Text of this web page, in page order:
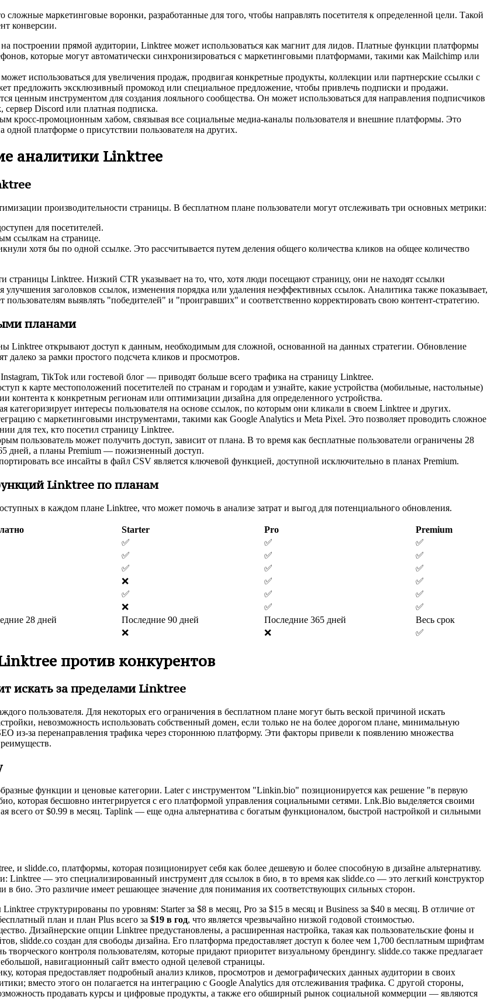
маркетинговые воронки, разработанные для того, чтобы направлять посетителя к определенной цели. Такой
конверсии.
построении прямой аудитории, Linktree может использоваться как магнит для лидов. Платные функции платформы
которые могут автоматически синхронизироваться с маркетинговыми платформами, такими как Mailchimp или
использоваться для увеличения продаж, продвигая конкретные продукты, коллекции или партнерские ссылки с
предложить эксклюзивный промокод или специальное предложение, чтобы привлечь подписки и продажи.
ценным инструментом для создания лояльного сообщества. Он может использоваться для направления подписчиков
Discord или платная подписка.
кросс-промоционным хабом, связывая все социальные медиа-каналы пользователя и внешние платформы. Это
одной платформе о присутствии пользователя на других.
аналитики Linktree
производительности страницы. В бесплатном плане пользователи могут отслеживать три основных метрики:
для посетителей.
ссылкам на странице.
хотя бы по одной ссылке. Это рассчитывается путем деления общего количества кликов на общее количество
Linktree. Низкий CTR указывает на то, что, хотя люди посещают страницу, они не находят ссылки
заголовков ссылок, изменения порядка или удаления неэффективных ссылок. Аналитика также показывает,
выявлять "победителей" и "проигравших" и соответственно корректировать свою контент-стратегию.
планами
Linktree открывают доступ к данным, необходимым для сложной, основанной на данных стратегии. Обновление
далеко за рамки простого подсчета кликов и просмотров.
TikTok или гостевой блог — приводят больше всего трафика на страницу Linktree.
к карте местоположений посетителей по странам и городам и узнайте, какие устройства (мобильные, настольные)
контента к конкретным регионам или оптимизации дизайна для определенного устройства.
категоризирует интересы пользователя на основе ссылок, по которым они кликали в своем Linktree и других.
с маркетинговыми инструментами, такими как Google Analytics и Meta Pixel. Это позволяет проводить сложное
для тех, кто посетил страницу Linktree.
пользователь может получить доступ, зависит от плана. В то время как бесплатные пользователи ограничены 28
дней, а планы Premium — пожизненный доступ.
все инсайты в файл CSV является ключевой функцией, доступной исключительно в планах Premium.
Linktree по планам
в каждом плане Linktree, что может помочь в анализе затрат и выгод для потенциального обновления.
Starter Pro
Premium
✅ ✅
✅
✅ ✅
✅
✅ ✅
✅
❌ ✅
✅
✅ ✅
✅
❌ ✅
✅
28 дней Последние 90 дней Последние 365 дней
Весь срок
❌ ❌ ✅
против конкурентов
искать за пределами Linktree
пользователя. Для некоторых его ограничения в бесплатном плане могут быть веской причиной искать
невозможность использовать собственный домен, если только не на более дорогом плане, минимальную
из-за перенаправления трафика через стороннюю платформу. Эти факторы привели к появлению множества
функции и ценовые категории. Later с инструментом "Linkin.bio" позиционируется как решение "в первую
которая бесшовно интегрируется с его платформой управления социальными сетями. Lnk.Bio выделяется своими
от $0.99 в месяц. Taplink — еще одна альтернатива с богатым функционалом, быстрой настройкой и сильными
и slidde.co, платформы, которая позиционирует себя как более дешевую и более способную в дизайне альтернативу.
Linktree — это специализированный инструмент для ссылок в био, в то время как slidde.co — это легкий конструктор
в био. Это различие имеет решающее значение для понимания их соответствующих сильных сторон.
структурированы по уровням: Starter за $8 в месяц, Pro за $15 в месяц и Business за $40 в месяц. В отличие от
план и план Plus всего за $19 в год, что является чрезвычайно низкой годовой стоимостью.
Дизайнерские опции Linktree предустановлены, а расширенная настройка, такая как пользовательские фоны и
slidde.co создан для свободы дизайна. Его платформа предоставляет доступ к более чем 1,700 бесплатным шрифтам
контроля пользователям, которые придают приоритет визуальному брендингу. slidde.co также предлагает
навигационный сайт вместо одной целевой страницы.
которая предоставляет подробный анализ кликов, просмотров и демографических данных аудитории в своих
вместо этого он полагается на интеграцию с Google Analytics для отслеживания трафика. С другой стороны,
продавать курсы и цифровые продукты, а также его обширный рынок социальной коммерции — являются